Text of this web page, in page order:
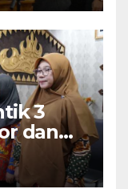
3
dan